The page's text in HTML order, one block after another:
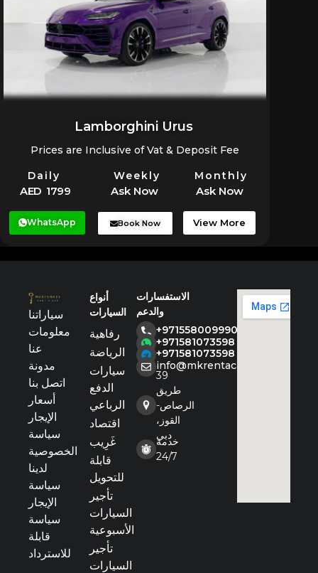
Lamborghini Urus
Prices are Inclusive of Vat & Deposit Fee
Daily Weekly Monthly
AED 1799 Ask Now Ask Now
WhatsApp Book Now View More
سياراتنا
معلومات
عنا
مدونة
اتصل بنا
أسعار
الإيجار
سياسة
الخصوصية
لدينا
سياسة
الإيجار
سياسة
قابلة
للاسترداد
أنواع
السيارات
رفاهية
الرياضة
سيارات
الدفع
الرباعي
اقتصاد
غَرِيب
قابلة
للتحويل
تأجير
السيارات
الأسبوعية
تأجير
السيارات
الاستفسارات
والدعم
+971558009990
+971581073598
+971581073598
info@mkrentacar.com
39
طريق
الرصاص-
القوز،
دبي
خدمة
24/7